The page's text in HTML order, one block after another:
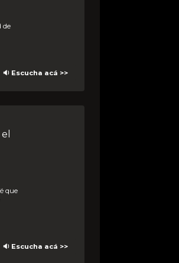
🔉 Escucha acá >>
🔉 Escucha acá >>